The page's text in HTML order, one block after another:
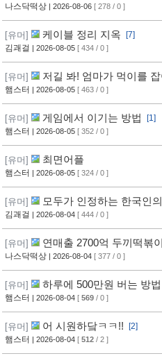
나스닥떡상 | 2026-08-06 [ 278 / 0 ]
[유머] 케이블 정리 지옥
[7]
김괘걸 | 2026-08-05 [ 434 / 0 ]
[유머] 저길 봐! 엄마가 먹이를
햄스터 | 2026-08-05 [ 463 / 0 ]
[유머] 게임에서 이기는 방법
[1]
햄스터 | 2026-08-05 [ 352 / 0 ]
[유머] 최면어플
햄스터 | 2026-08-05 [ 324 / 0 ]
[유머] 모두가 인정하는 한국인
김괘걸 | 2026-08-04 [ 444 / 0 ]
[유머]
연매출 2700억 두끼떡볶
법
나스닥떡상 | 2026-08-04 [ 377 / 0 ]
[유머] 하루에 500만원 버는 방법
햄스터 | 2026-08-04 [ 569 / 0 ]
[유머] 어 시원하닼ㅋㅋ!!
[2]
햄스터 | 2026-08-04 [ 512 / 2 ]